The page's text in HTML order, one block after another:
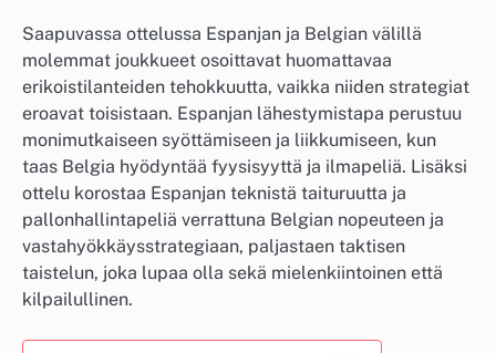
Saapuvassa ottelussa Espanjan ja Belgian välillä
molemmat joukkueet osoittavat huomattavaa
erikoistilanteiden tehokkuutta, vaikka niiden strategiat
eroavat toisistaan. Espanjan lähestymistapa perustuu
monimutkaiseen syöttämiseen ja liikkumiseen, kun
taas Belgia hyödyntää fyysisyyttä ja ilmapeliä. Lisäksi
ottelu korostaa Espanjan teknistä taituruutta ja
pallonhallintapeliä verrattuna Belgian nopeuteen ja
vastahyökkäysstrategiaan, paljastaen taktisen
taistelun, joka lupaa olla sekä mielenkiintoinen että
kilpailullinen.